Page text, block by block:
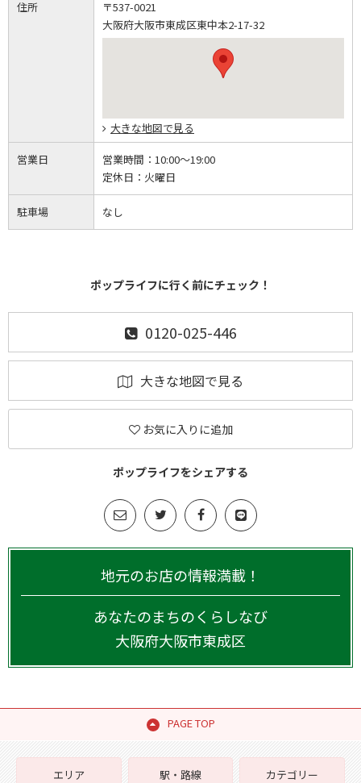
住所
〒537-0021
大阪府大阪市東成区東中本2-17-32
大きな地図で見る
営業日 営業時間： 10:00～19:00
定休日： 火曜日
駐車場 なし
ポップライフに行く前にチェック！
0120-025-446
大きな地図で見る
お気に入りに追加
ポップライフをシェアする
地元のお店の情報満載！
あなたのまちのくらしなび
大阪府大阪市東成区
PAGE TOP
エリア
駅・路線
カテゴリー